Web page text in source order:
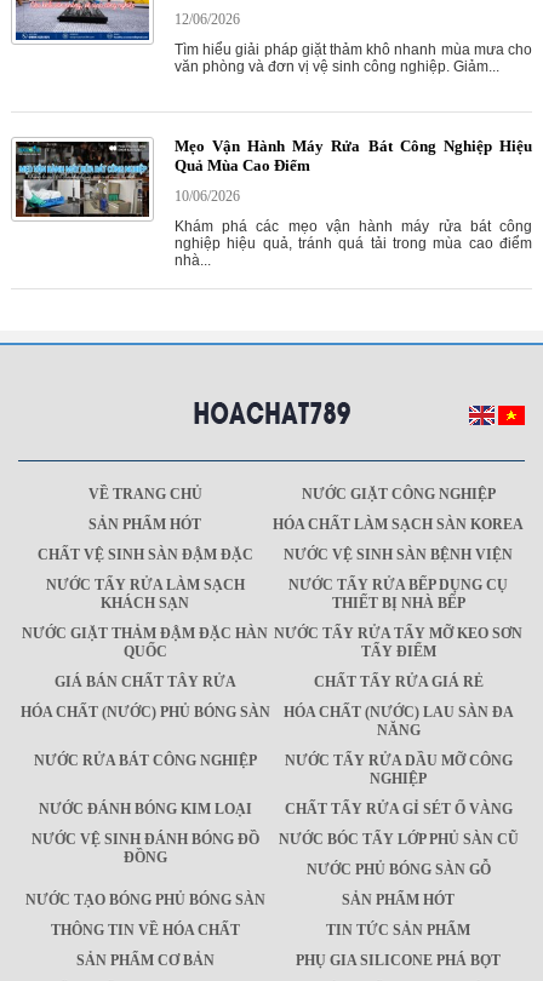
12/06/2026
Tìm hiểu giải pháp giặt thảm khô nhanh mùa mưa cho
văn phòng và đơn vị vệ sinh công nghiệp. Giảm...
Mẹo Vận Hành Máy Rửa Bát Công Nghiệp Hiệu
Quả Mùa Cao Điểm
10/06/2026
Khám phá các mẹo vận hành máy rửa bát công
nghiệp hiệu quả, tránh quá tải trong mùa cao điểm
nhà...
VỀ TRANG CHỦ
NƯỚC GIẶT CÔNG NGHIỆP
SẢN PHẨM HÓT
HÓA CHẤT LÀM SẠCH SÀN KOREA
CHẤT VỆ SINH SÀN ĐẬM ĐẶC
NƯỚC VỆ SINH SÀN BỆNH VIỆN
NƯỚC TẨY RỬA LÀM SẠCH
KHÁCH SẠN
NƯỚC TẨY RỬA BẾP DỤNG CỤ
THIẾT BỊ NHÀ BẾP
NƯỚC GIẶT THẢM ĐẬM ĐẶC HÀN
QUỐC
NƯỚC TẨY RỬA TẨY MỠ KEO SƠN
TẨY ĐIỂM
GIÁ BÁN CHẤT TÂY RỬA
CHẤT TẨY RỬA GIÁ RẺ
HÓA CHẤT (NƯỚC) PHỦ BÓNG SÀN
HÓA CHẤT (NƯỚC) LAU SÀN ĐA
NĂNG
NƯỚC RỬA BÁT CÔNG NGHIỆP
NƯỚC TẨY RỬA DẦU MỠ CÔNG
NGHIỆP
NƯỚC ĐÁNH BÓNG KIM LOẠI
CHẤT TẨY RỬA GỈ SÉT Ố VÀNG
NƯỚC VỆ SINH ĐÁNH BÓNG ĐỒ
ĐỒNG
NƯỚC BÓC TẨY LỚP PHỦ SÀN CŨ
NƯỚC PHỦ BÓNG SÀN GỖ
NƯỚC TẠO BÓNG PHỦ BÓNG SÀN
SẢN PHẨM HÓT
THÔNG TIN VỀ HÓA CHẤT
TIN TỨC SẢN PHẨM
SẢN PHẨM CƠ BẢN
PHỤ GIA SILICONE PHÁ BỌT